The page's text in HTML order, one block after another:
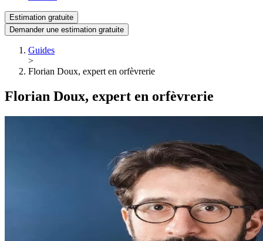
Estimation gratuite
Demander une estimation gratuite
Guides
>
Florian Doux, expert en orfèvrerie
Florian Doux, expert en orfèvrerie